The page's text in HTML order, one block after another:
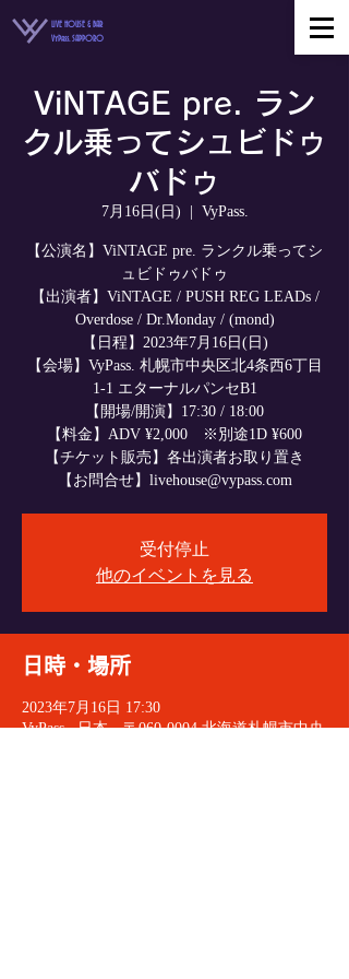
LIVE HOUSE & BAR
VyPass. SAPPORO
ViNTAGE pre. ラン
クル乗ってシュビドゥ
バドゥ
7月16日(日) VyPass.
【公演名】ViNTAGE pre. ランクル乗ってシ
ュビドゥバドゥ
【出演者】ViNTAGE / PUSH REG LEADs /
Overdose / Dr.Monday / (mond)
【日程】2023年7月16日(日)
【会場】VyPass. 札幌市中央区北4条西6丁目
1-1 エターナルパンセB1
【開場/開演】17:30 / 18:00
【料金】ADV ¥2,000 ※別途1D ¥600
【チケット販売】各出演者お取り置き
【お問合せ】livehouse@vypass.com
受付停止
他のイベントを見る
日時・場所
2023年7月16日 17:30
VyPass., 日本、〒060-0004 北海道札幌市中央